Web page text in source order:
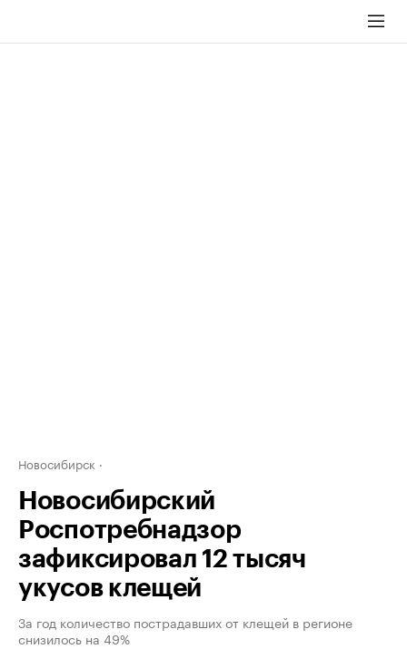
Новосибирск
Новосибирский
Роспотребнадзор
зафиксировал 12 тысяч
укусов клещей
За год количество пострадавших от клещей в регионе
снизилось на 49%